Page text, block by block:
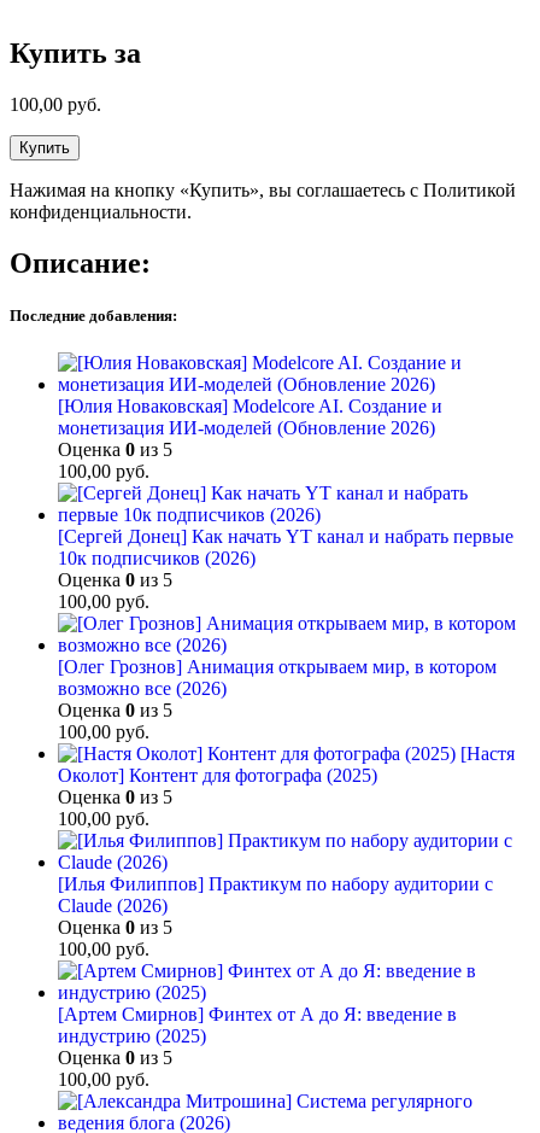
Купить за
100,00 руб.
Купить
Нажимая на кнопку «Купить», вы соглашаетесь с Политикой
конфиденциальности.
Описание:
Последние добавления:
[Юлия Новаковская] Modelcore AI. Создание и
монетизация ИИ-моделей (Обновление 2026)
Оценка 0 из 5
100,00 руб.
[Сергей Донец] Как начать YT канал и набрать первые
10к подписчиков (2026)
Оценка 0 из 5
100,00 руб.
[Олег Грознов] Анимация открываем мир, в котором
возможно все (2026)
Оценка 0 из 5
100,00 руб.
[Настя
Околот] Контент для фотографа (2025)
Оценка 0 из 5
100,00 руб.
[Илья Филиппов] Практикум по набору аудитории с
Claude (2026)
Оценка 0 из 5
100,00 руб.
[Артем Смирнов] Финтех от А до Я: введение в
индустрию (2025)
Оценка 0 из 5
100,00 руб.